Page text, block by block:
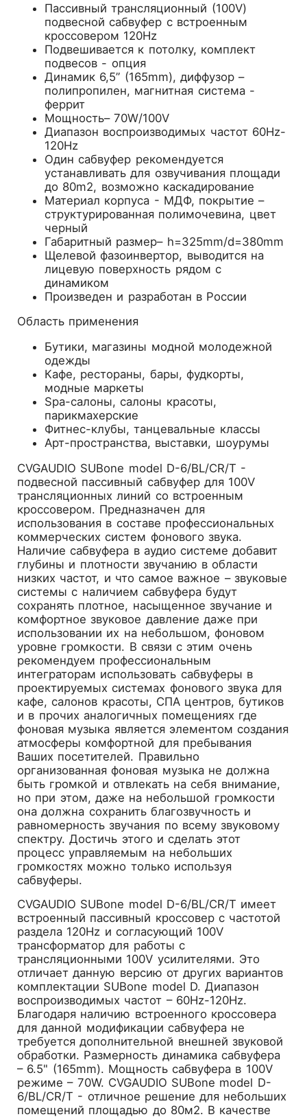
Пассивный трансляционный (100V)
подвесной сабвуфер с встроенным
кроссовером 120Hz
Подвешивается к потолку, комплект
подвесов - опция
Динамик 6,5” (165mm), диффузор –
полипропилен, магнитная система -
феррит
Мощность– 70W/100V
Диапазон воспроизводимых частот 60Hz-
120Hz
Один сабвуфер рекомендуется
устанавливать для озвучивания площади
до 80m2, возможно каскадирование
Материал корпуса - МДФ, покрытие –
структурированная полимочевина, цвет
черный
Габаритный размер– h=325mm/d=380mm
Щелевой фазоинвертор, выводится на
лицевую поверхность рядом с
динамиком
Произведен и разработан в России
Область применения
Бутики, магазины модной молодежной
одежды
Кафе, рестораны, бары, фудкорты,
модные маркеты
Spa-салоны, салоны красоты,
парикмахерские
Фитнес-клубы, танцевальные классы
Арт-пространства, выставки, шоурумы
CVGAUDIO SUBone model D-6/BL/CR/T -
подвесной пассивный сабвуфер для 100V
трансляционных линий со встроенным
кроссовером. Предназначен для
использования в составе профессиональных
коммерческих систем фонового звука.
Наличие сабвуфера в аудио системе добавит
глубины и плотности звучанию в области
низких частот, и что самое важное – звуковые
системы с наличием сабвуфера будут
сохранять плотное, насыщенное звучание и
комфортное звуковое давление даже при
использовании их на небольшом, фоновом
уровне громкости. В связи с этим очень
рекомендуем профессиональным
интеграторам использовать сабвуферы в
проектируемых системах фонового звука для
кафе, салонов красоты, СПА центров, бутиков
и в прочих аналогичных помещениях где
фоновая музыка является элементом создания
атмосферы комфортной для пребывания
Ваших посетителей. Правильно
организованная фоновая музыка не должна
быть громкой и отвлекать на себя внимание,
но при этом, даже на небольшой громкости
она должна сохранить благозвучность и
равномерность звучания по всему звуковому
спектру. Достичь этого и сделать этот
процесс управляемым на небольших
громкостях можно только используя
сабвуферы.
CVGAUDIO SUBone model D-6/BL/CR/T имеет
встроенный пассивный кроссовер с частотой
раздела 120Hz и согласующий 100V
трансформатор для работы с
трансляционными 100V усилителями. Это
отличает данную версию от других вариантов
комплектации SUBone model D. Диапазон
воспроизводимых частот – 60Hz-120Hz.
Благодаря наличию встроенного кроссовера
для данной модификации сабвуфера не
требуется дополнительной внешней звуковой
обработки. Размерность динамика сабвуфера
– 6.5" (165mm). Мощность сабвуфера в 100V
режиме – 70W. CVGAUDIO SUBone model D-
6/BL/CR/T - отличное решение для небольших
помещений площадью до 80м2. В качестве